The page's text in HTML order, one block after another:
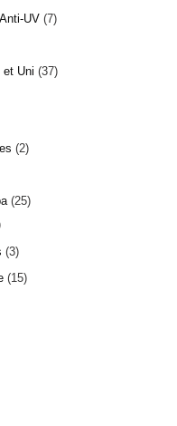
UV 7
et Uni 37
2
25
3
15